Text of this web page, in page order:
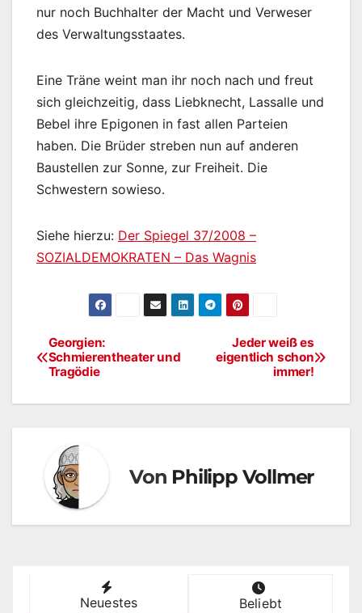
nur noch Buchhalter der Macht und Verweser
des Verwaltungsstaates.
Eine Träne weint man ihr noch nach und freut
sich gleichzeitig, dass Liebknecht, Lassalle und
Bebel ihre Epigonen in fast allen Parteien
haben. Die Brüder streben nun auf anderen
Baustellen zur Sonne, zur Freiheit. Die
Schwestern sowieso.
Siehe hierzu: Der Spiegel 37/2008 –
SOZIALDEMOKRATEN – Das Wagnis
BeitragsnavigationJeder weiß es
eigentlich schon
immer!
Georgien:
Schmierentheater und
Tragödie
Von Philipp Vollmer
Neuestes Beliebt